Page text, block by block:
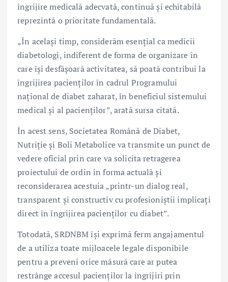
îngrijire medicală adecvată, continuă și echitabilă
reprezintă o prioritate fundamentală.
„În același timp, considerăm esențial ca medicii
diabetologi, indiferent de forma de organizare în
care își desfășoară activitatea, să poată contribui la
îngrijirea pacienților în cadrul Programului
național de diabet zaharat, în beneficiul sistemului
medical și al pacienților”, arată sursa citată.
În acest sens, Societatea Română de Diabet,
Nutriție și Boli Metabolice va transmite un punct de
vedere oficial prin care va solicita retragerea
proiectului de ordin în forma actuală și
reconsiderarea acestuia „printr-un dialog real,
transparent și constructiv cu profesioniștii implicați
direct în îngrijirea pacienților cu diabet”.
Totodată, SRDNBM își exprimă ferm angajamentul
de a utiliza toate mijloacele legale disponibile
pentru a preveni orice măsură care ar putea
restrânge accesul pacienților la îngrijiri prin